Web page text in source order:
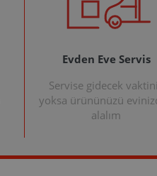
Evden Eve Servis
Servise gidecek
yoksa ürününüzü
alalım